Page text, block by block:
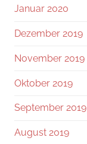
Januar 2020
Dezember 2019
November 2019
Oktober 2019
September 2019
August 2019